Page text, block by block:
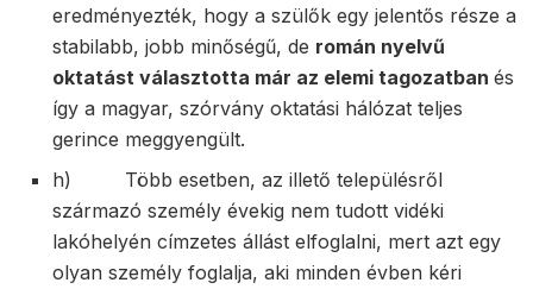
eredményezték, hogy a szülők egy jelentős része a
stabilabb, jobb minőségű, de román nyelvű
oktatást választotta már az elemi tagozatbanés
így a magyar, szórvány oktatási hálózat teljes
gerince meggyengült.
h) Több esetben, az illető településről
származó személy évekig nem tudott vidéki
lakóhelyén címzetes állást elfoglalni, mert azt egy
olyan személy foglalja, aki minden évben kéri